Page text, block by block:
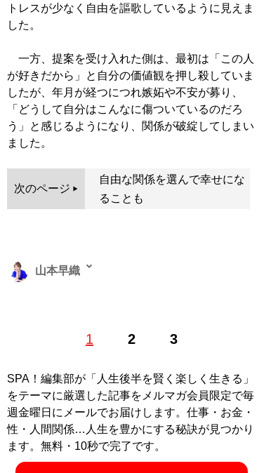
トレスが少なく自由を謳歌しているように見えま
した。
一方、提案を受け入れた側は、最初は「この人
が好きだから」と自分の価値観を押し殺していま
したが、年月が経つにつれ嫉妬や不安が募り、
「どうして自分はこんなに傷ついているのだろ
う」と感じるようになり、関係が破綻してしまい
ました。
次のページ
自由な関係を選んで幸せにな
ることも
1 2 3
山本早織
経て、現在は恋愛コンサルタントとして結婚したい男女
の秘訣マガジン 」をLINEで配信中。公式ホームページ
「 結婚につながる恋のコンサルタント 山本早織」（Xア
カウント:@yamamotosaori_ ）
記事一覧へ
SPA！編集部が「人生後半を賢く楽しく生きる」
をテーマに厳選した記事をメルマガ会員限定で毎
週金曜日にメールでお届けします。仕事・お金・
性・人間関係…人生を豊かにする秘訣が見つかり
ます。無料・10秒で完了です。